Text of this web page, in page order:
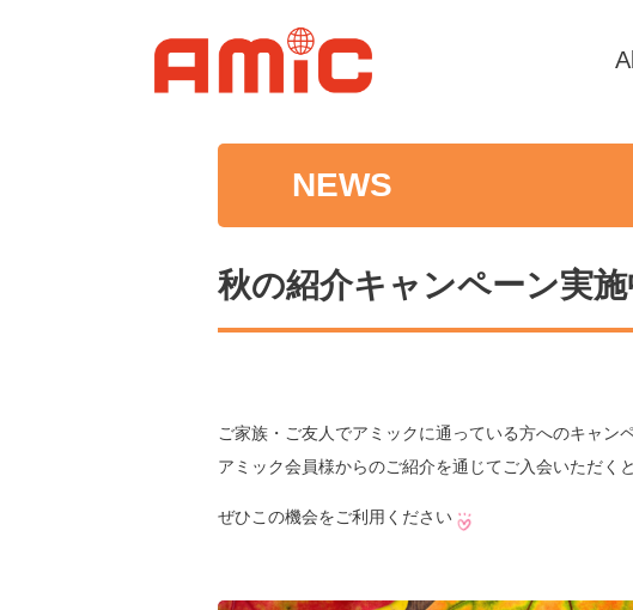
NEWS
秋の紹介キャンペーン実施
ご家族・ご友人でアミックに通っている方へのキャン
アミック会員様からのご紹介を通じてご入会いただく
ぜひこの機会をご利用ください